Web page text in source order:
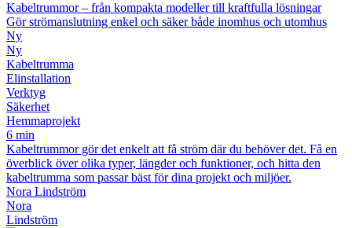
Kabeltrummor – från kompakta modeller till kraftfulla lösningar
Gör strömanslutning enkel och säker både inomhus och utomhus
Ny
Ny
Kabeltrumma
Elinstallation
Verktyg
Säkerhet
Hemmaprojekt
6 min
Kabeltrummor gör det enkelt att få ström där du behöver det. Få en
överblick över olika typer, längder och funktioner, och hitta den
kabeltrumma som passar bäst för dina projekt och miljöer.
Nora Lindström
Nora
Lindström